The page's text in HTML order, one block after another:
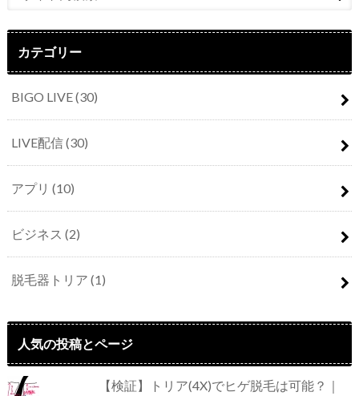
カテゴリー
BIGO LIVE(30)
LIVE配信(30)
アプリ (10)
ビジネス (2)
脱毛器トリア (1)
人気の投稿とページ
【検証】トリア(4X)でヒゲ脱毛は可能？｜